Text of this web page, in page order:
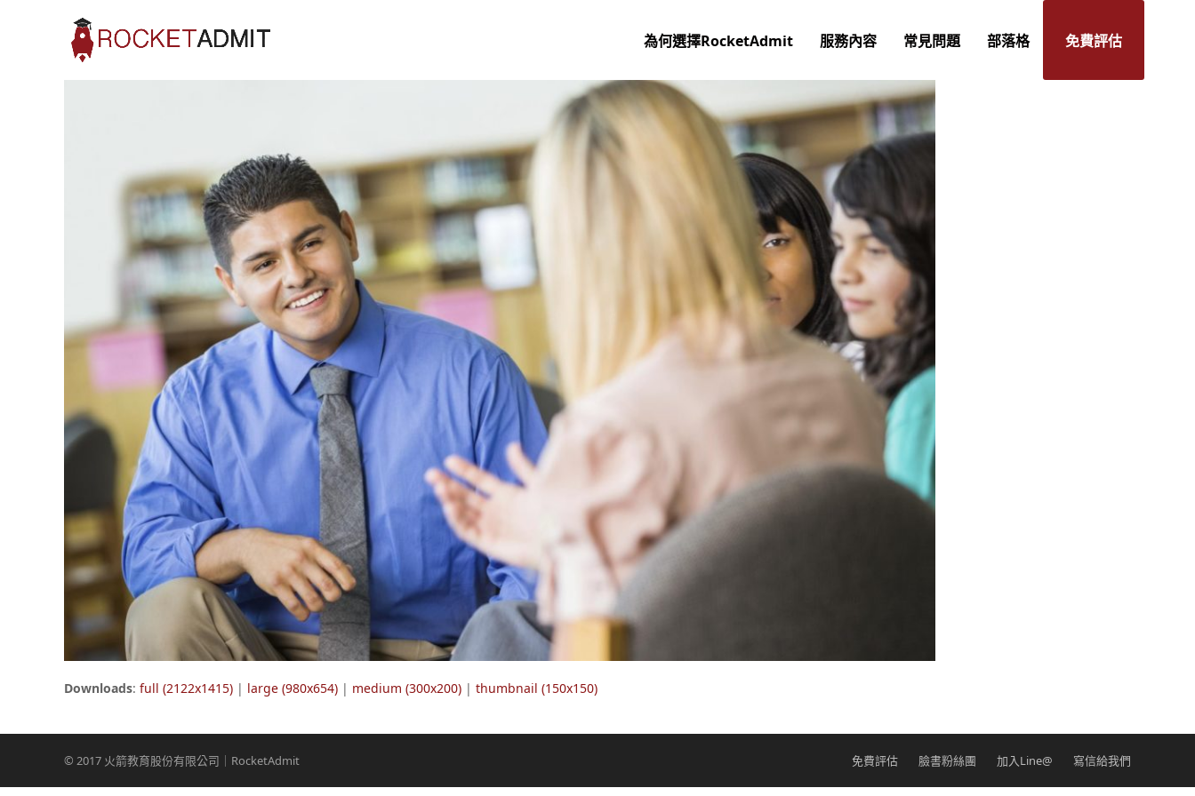
為何選擇RocketAdmit 服務內容 常見問題 部落格 免費評估
Downloads: full (2122x1415) | large (980x654) | medium (300x200) | thumbnail (150x150)
© 2017 火箭教育股份有限公司｜RocketAdmit 免費評估 臉書粉絲團 加入Line@ 寫信給我們